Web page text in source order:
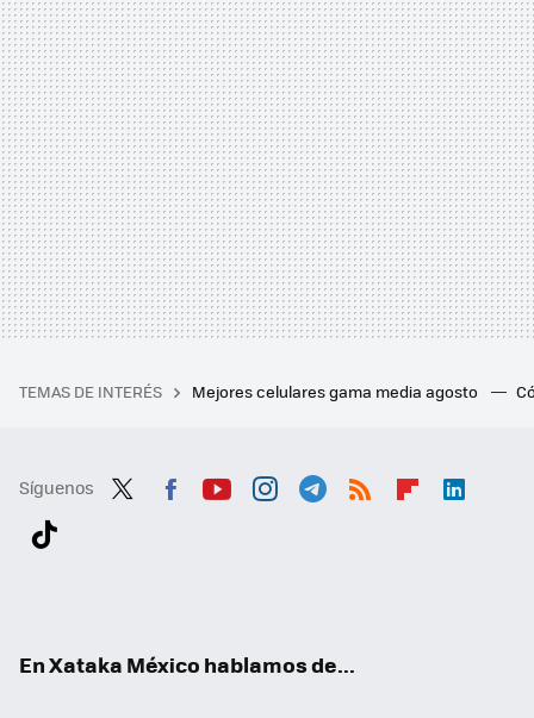
TEMAS DE INTERÉS Mejores celulares gama media agosto
Síguenos
En Xataka México hablamos de...